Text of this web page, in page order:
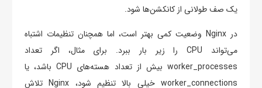
یک صف طولانی از کانکشن‌ها شود.
در Nginx وضعیت کمی بهتر است، اما همچنان تنظیمات اشتباه
می‌تواند CPU را زیر بار ببرد. برای مثال، اگر تعداد
worker_processes بیش از تعداد هسته‌های CPU باشد، یا
worker_connections خیلی بالا تنظیم شود، Nginx تلاش